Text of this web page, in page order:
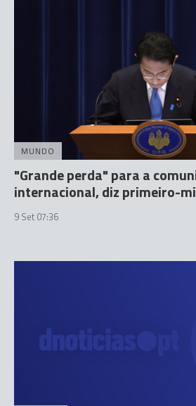
MUNDO
"Grande perda" para a
internacional, diz primeiro-
9 Set 07:36